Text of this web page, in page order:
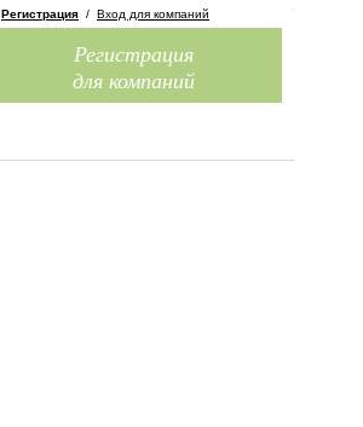
Регистрация / Вход для компаний
Регистрация
для компаний